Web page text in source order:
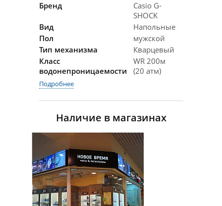
Бренд
Casio G-
SHOCK
Вид
Напольные
Пол
мужской
Тип механизма
Кварцевый
Класс
водонепроницаемости
WR 200м
(20 атм)
Подробнее
Наличие в магазинах